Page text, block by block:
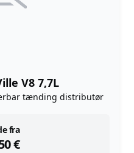
V8 7,7L
tænding distributør
fra
€